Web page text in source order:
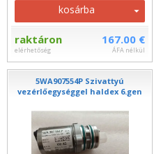
kosárba
raktáron
elérhetőség
167.00 €
ÁFA nélkül
5WA907554P Szivattyú
vezérlőegységgel haldex 6.gen